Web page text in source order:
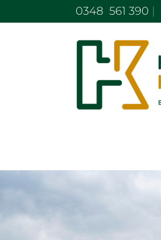
naar
0348 561 390 |